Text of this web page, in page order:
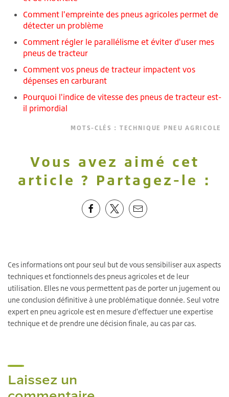
Comment l'empreinte des pneus agricoles permet de
détecter un problème
Comment régler le parallélisme et éviter d'user mes
pneus de tracteur
Comment vos pneus de tracteur impactent vos
dépenses en carburant
Pourquoi l'indice de vitesse des pneus de tracteur est-
il primordial
MOTS-CLÉS : TECHNIQUE PNEU AGRICOLE
Vous avez aimé cet
article ? Partagez-le :
Ces informations ont pour seul but de vous sensibiliser aux aspects
techniques et fonctionnels des pneus agricoles et de leur
utilisation. Elles ne vous permettent pas de porter un jugement ou
une conclusion définitive à une problématique donnée. Seul votre
expert en pneu agricole est en mesure d'effectuer une expertise
technique et de prendre une décision finale, au cas par cas.
Laissez un